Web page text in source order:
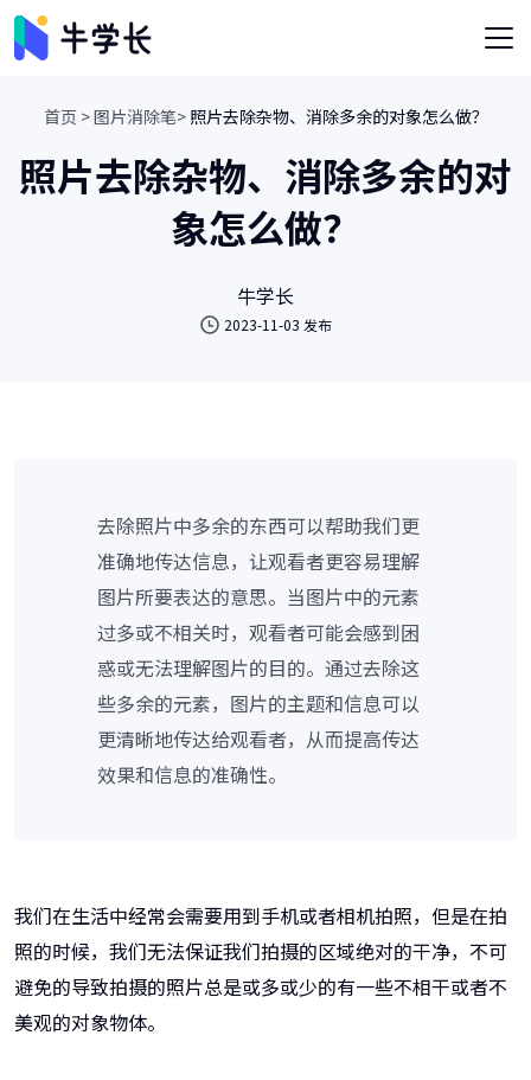
首页 >图片消除笔> 照片去除杂物、消除多余的对象怎么做？
照片去除杂物、消除多余的对
象怎么做？
牛学长
2023-11-03 发布
去除照片中多余的东西可以帮助我们更
准确地传达信息，让观看者更容易理解
图片所要表达的意思。当图片中的元素
过多或不相关时，观看者可能会感到困
惑或无法理解图片的目的。通过去除这
些多余的元素，图片的主题和信息可以
更清晰地传达给观看者，从而提高传达
效果和信息的准确性。
我们在生活中经常会需要用到手机或者相机拍照，但是在拍
照的时候，我们无法保证我们拍摄的区域绝对的干净，不可
避免的导致拍摄的照片总是或多或少的有一些不相干或者不
美观的对象物体。